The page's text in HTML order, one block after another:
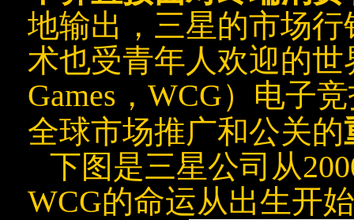
地输出，三星的市场
术也受青年人欢迎的世
Games，WCG）电子
全球市场推广和公关的
下图是三星公司从
WCG的命运从出生开